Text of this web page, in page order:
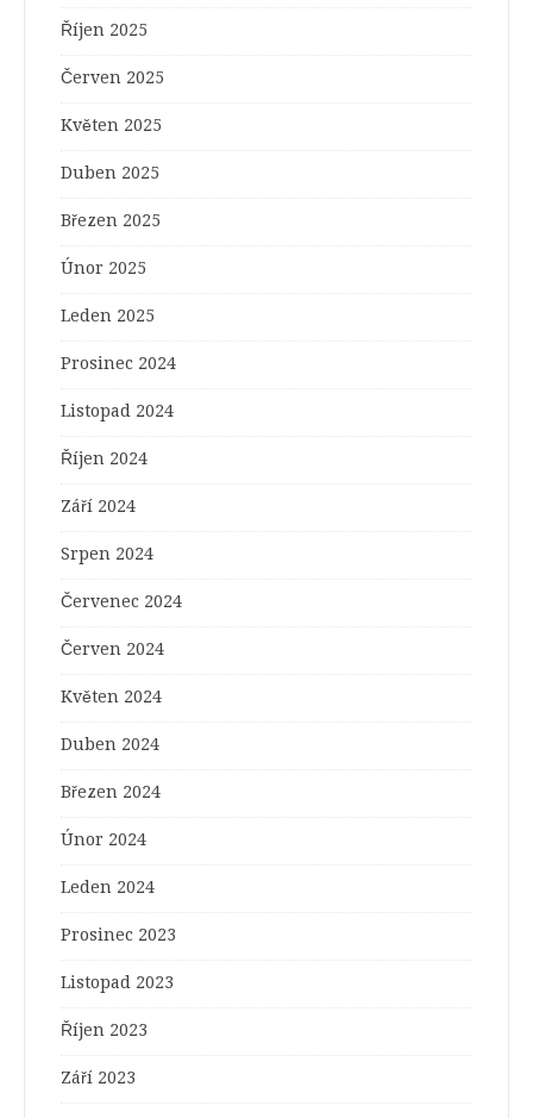
Říjen 2025
Červen 2025
Květen 2025
Duben 2025
Březen 2025
Únor 2025
Leden 2025
Prosinec 2024
Listopad 2024
Říjen 2024
Září 2024
Srpen 2024
Červenec 2024
Červen 2024
Květen 2024
Duben 2024
Březen 2024
Únor 2024
Leden 2024
Prosinec 2023
Listopad 2023
Říjen 2023
Září 2023